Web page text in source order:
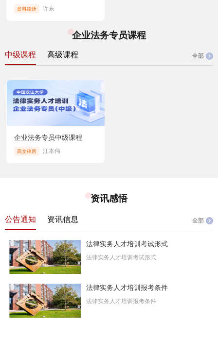
盈科律所 许东
企业法务专员课程
中级课程 高级课程 全部
企业法务专员中级课程
高文律所 江本伟
资讯感悟
公告通知 资讯信息 全部
法律实务人才培训考试形式
法律实务人才培训考试形式
法律实务人才培训报考条件
法律实务人才培训报考条件